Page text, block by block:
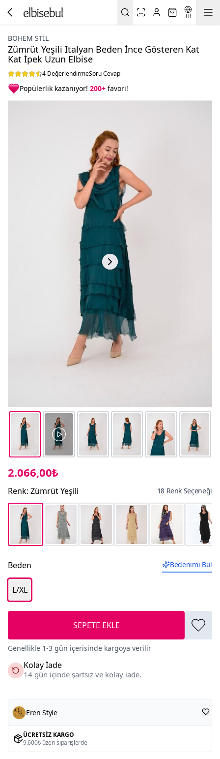
TR
BOHEM STIL
Zümrüt Yeşili Italyan Beden İnce Gösteren Kat
Kat İpek Uzun Elbise
4 DeğerlendirmeSoru Cevap
Popülerlik kazanıyor! 200+ favori!
2.066,00₺
Renk: Zümrüt Yeşili 18 Renk Seçeneği
Beden Bedenimi Bul
L/XL
SEPETE EKLE
Genellikle 1-3 gün içerisinde kargoya verilir
Kolay İade
14 gün içinde şartsız ve kolay iade.
Eren Style
ÜCRETSIZ KARGO
9.600₺ üzeri siparişlerde